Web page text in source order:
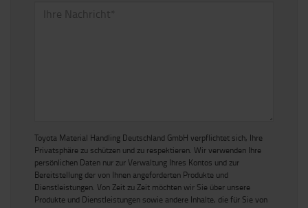
Toyota Material Handling Deutschland GmbH verpflichtet sich, Ihre
Privatsphäre zu schützen und zu respektieren. Wir verwenden Ihre
persönlichen Daten nur zur Verwaltung Ihres Kontos und zur
Bereitstellung der von Ihnen angeforderten Produkte und
Dienstleistungen. Von Zeit zu Zeit möchten wir Sie über unsere
Produkte und Dienstleistungen sowie andere Inhalte, die für Sie von